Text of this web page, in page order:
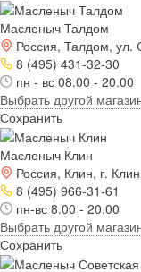
Масленыч Талдом
Россия, Талдом, ул.
8 (495) 431-32-30
пн - вс 08.00 - 20.00
Выбрать другой
Сохранить
Масленыч Клин
Россия, Клин, г.
8 (495) 966-31-61
пн-вс 8.00 - 20.00
Выбрать другой
Сохранить